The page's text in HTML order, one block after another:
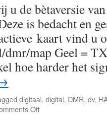
u de bètaversie
is bedacht en
kaart vind u
dmr/map Geel =
hoe harder het
digitaal, digital, DMR, dv,
Offon